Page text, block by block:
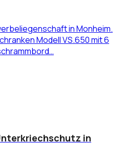
in Monheim.
Modell VS.650 mit 6
in